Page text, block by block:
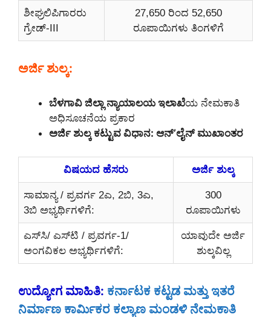
ಶೀಘ್ರಲಿಪಿಗಾರರು
ಗ್ರೇಡ್-III
27,650 ರಿಂದ 52,650
ರೂಪಾಯಿಗಳು ತಿಂಗಳಿಗೆ
ಅರ್ಜಿ ಶುಲ್ಕ:
ಬೆಳಗಾವಿ ಜಿಲ್ಲಾ ನ್ಯಾಯಾಲಯ ಇಲಾಖೆಯ ನೇಮಕಾತಿ
ಅಧಿಸೂಚನೆಯ ಪ್ರಕಾರ
ಅರ್ಜಿ ಶುಲ್ಕ ಕಟ್ಟುವ ವಿಧಾನ: ಆನ್’ಲೈನ್ ಮುಖಾಂತರ
ವಿಷಯದ ಹೆಸರು ಅರ್ಜಿ ಶುಲ್ಕ
ಸಾಮಾನ್ಯ / ಪ್ರವರ್ಗ 2ಎ, 2ಬಿ, 3ಎ,
3ಬಿ ಅಭ್ಯರ್ಥಿಗಳಿಗೆ:
300
ರೂಪಾಯಿಗಳು
ಎಸ್‌ಸಿ/ ಎಸ್‌ಟಿ / ಪ್ರವರ್ಗ-1/
ಅಂಗವಿಕಲ ಅಭ್ಯರ್ಥಿಗಳಿಗೆ:
ಯಾವುದೇ ಅರ್ಜಿ
ಶುಲ್ಕವಿಲ್ಲ
ಉದ್ಯೋಗ ಮಾಹಿತಿ: ಕರ್ನಾಟಕ ಕಟ್ಟಡ ಮತ್ತು ಇತರೆ
ನಿರ್ಮಾಣ ಕಾರ್ಮಿಕರ ಕಲ್ಯಾಣ ಮಂಡಳಿ ನೇಮಕಾತಿ